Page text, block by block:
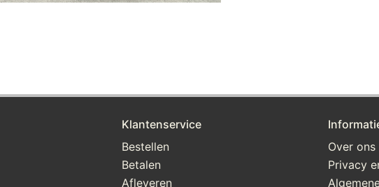
Klantenservice
Bestellen
Betalen
Afleveren
Over ons
Privacy